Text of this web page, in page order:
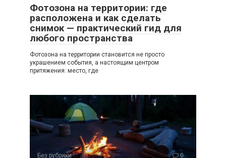
Фотозона на территории: где
расположена и как сделать
снимок — практический гид для
любого пространства
Фотозона на территории становится не просто
украшением события, а настоящим центром
притяжения: место, где
Без рубрики 0